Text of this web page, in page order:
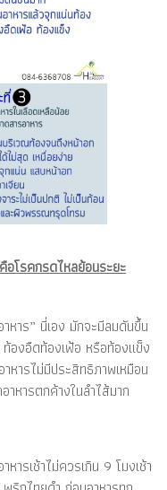
อโรคกรดไหลย้อนระยะ
หาร” นี่เอง มักจะมีลมดันขึ้น
องอืดท้องเฟ้อ หรือท้องแข็ง
าหารไม่มีประสิทธิภาพเหมือน
าหารตกค้างในลำไส้มาก
หารเช้าไม่ควรเกิน 9 โมงเช้า